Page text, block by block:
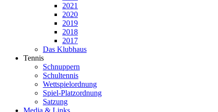
2021
2020
2019
2018
2017
Das Klubhaus
Tennis
Schnuppern
Schultennis
Wettspielordnung
Spiel-Platzordnung
Satzung
Media & Links